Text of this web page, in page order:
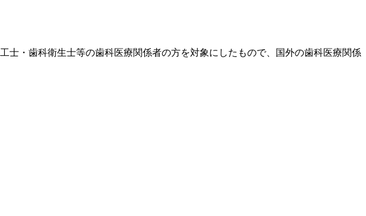
・歯科衛生士等の歯科医療関係者の方を対象にしたもので、国外の歯科医療関係